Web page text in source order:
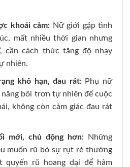
khoái cảm: Nữ giới gặp tình
mất nhiều thời gian nhưng
cần cách thức tăng độ nhạy
nhiên.
khô hạn, đau rát:Phụ nữ
bôi trơn tự nhiên để cuộc
không còn cảm giác đau rát
mới, chủ động hơn: Những
muốn rũ bỏ sự rụt rè thường
quyến rũ hoang dại để hâm